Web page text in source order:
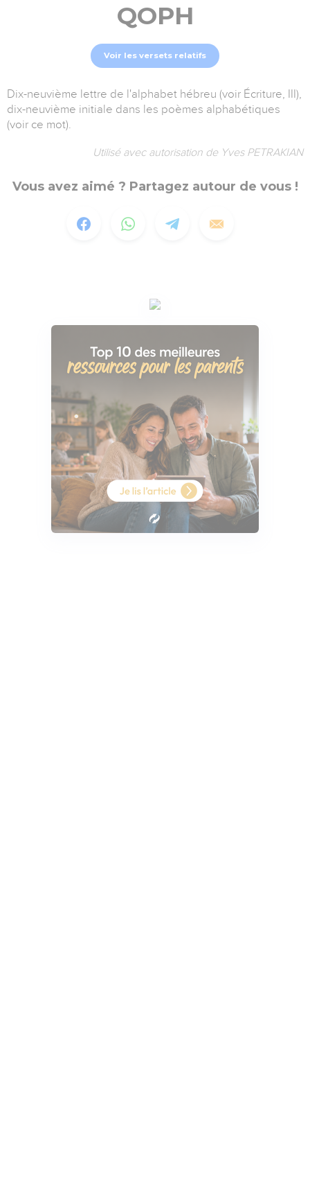
QOPH
Voir les versets relatifs
Dix-neuvième lettre de l'alphabet hébreu (voir Écriture, III),
dix-neuvième initiale dans les poèmes alphabétiques
(voir ce mot).
Utilisé avec autorisation de Yves PETRAKIAN
Vous avez aimé ? Partagez autour de vous !